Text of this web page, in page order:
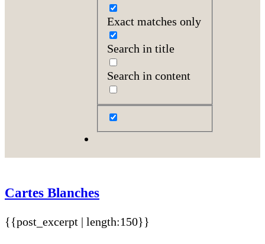
Exact matches only
Search in title
Search in content
Cartes Blanches
{{post_excerpt | length:150}}